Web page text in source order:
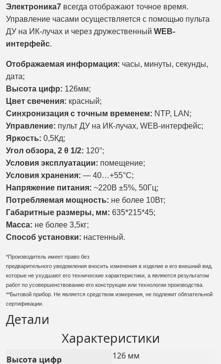
Электроника7 всегда отображают точное время.
Управление часами осуществляется с помощью пульта
ДУ на ИК-лучах и через дружественный WEB-
интерфейс.
Отображаемая информация: часы, минуты, секунды,
дата;
Высота цифр: 126мм;
Цвет свечения: красный;
Синхронизация с точным временем: NTP, LAN;
Управление: пульт ДУ на ИК-лучах, WEB-интерфейс;
Яркость: 0,5Кд;
Угол обзора, 2 θ 1/2: 120°;
Условия эксплуатации: помещение;
Условия хранения: — 40…+55°С;
Напряжение питания: ~220В ±5%, 50Гц;
Потребляемая мощность: не более 10Вт;
Габаритные размеры, мм: 635*215*45;
Масса: не более 3,5кг;
Способ установки: настенный.
*Производитель имеет право без
предварительного уведомления вносить изменения в изделие и его внешний вид,
которые не ухудшают его технические характеристики, а являются результатом
работ по усовершенствованию его конструкции или технологии производства.
**Бытовой прибор. Не является средством измерения, не подлежит обязательной
сертификации.
Детали
Характеристики
Высота цифр 126 мм